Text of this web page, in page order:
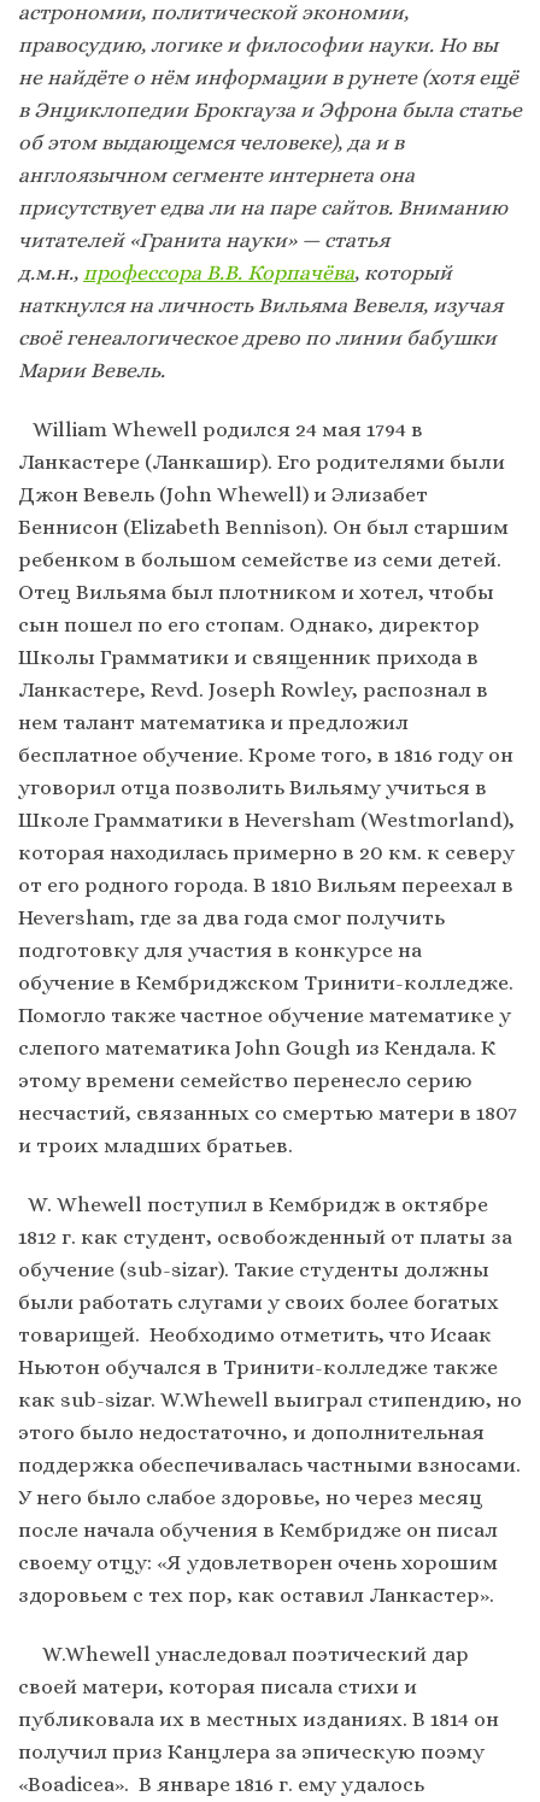
астрономии, политической экономии,
правосудию, логике и философии науки. Но вы
не найдёте о нём информации в рунете (хотя ещё
в Энциклопедии Брокгауза и Эфрона была статье
об этом выдающемся человеке), да и в
англоязычном сегменте интернета она
присутствует едва ли на паре сайтов. Вниманию
читателей «Гранита науки» — статья
д.м.н., профессора В.В. Корпачёва, который
наткнулся на личность Вильяма Вевеля, изучая
своё генеалогическое древо по линии бабушки
Марии Вевель.
William Whewell родился 24 мая 1794 в
Ланкастере (Ланкашир). Его родителями были
Джон Вевель (John Whewell) и Элизабет
Беннисон (Elizabeth Bennison). Он был старшим
ребенком в большом семействе из семи детей.
Отец Вильяма был плотником и хотел, чтобы
сын пошел по его стопам. Однако, директор
Школы Грамматики и священник прихода в
Ланкастере, Revd. Joseph Rowley, распознал в
нем талант математика и предложил
бесплатное обучение. Кроме того, в 1816 году он
уговорил отца позволить Вильяму учиться в
Школе Грамматики в Heversham (Westmorland),
которая находилась примерно в 20 км. к северу
от его родного города. В 1810 Вильям переехал в
Heversham, где за два года смог получить
подготовку для участия в конкурсе на
обучение в Кембриджском Тринити-колледже.
Помогло также частное обучение математике у
слепого математика John Gough из Кендала. К
этому времени семейство перенесло серию
несчастий, связанных со смертью матери в 1807
и троих младших братьев.
W. Whewell поступил в Кембридж в октябре
1812 г. как студент, освобожденный от платы за
обучение (sub-sizar). Такие студенты должны
были работать слугами у своих более богатых
товарищей. Необходимо отметить, что Исаак
Ньютон обучался в Тринити-колледже также
как sub-sizar. W.Whewell выиграл стипендию, но
этого было недостаточно, и дополнительная
поддержка обеспечивалась частными взносами.
У него было слабое здоровье, но через месяц
после начала обучения в Кембридже он писал
своему отцу: «Я удовлетворен очень хорошим
здоровьем с тех пор, как оставил Ланкастер».
W.Whewell унаследовал поэтический дар
своей матери, которая писала стихи и
публиковала их в местных изданиях. В 1814 он
получил приз Канцлера за эпическую поэму
«Boadicea». В январе 1816 г. ему удалось